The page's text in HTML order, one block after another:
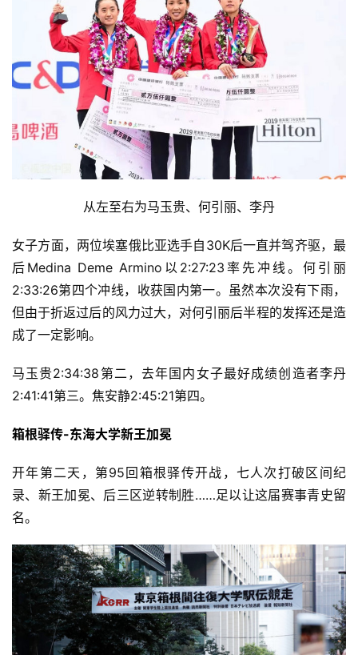
从左至右为马玉贵、何引丽、李丹
女子方面，两位埃塞俄比亚选手自30K后一直并驾齐驱，最
后Medina Deme Armino以2:27:23率先冲线。何引丽
2:33:26第四个冲线，收获国内第一。 虽然本次没有下雨，
但由于折返过后的风力过大，对何引丽后半程的发挥还是造
成了一定影响。
马玉贵2:34:38第二， 去年国内女子最好成绩创造者李丹
2:41:41第三。焦安静2:45:21第四。
箱根驿传-东海大学新王加冕
开年第二天，第95回箱根驿传开战，七人次打破区间纪
录、新王加冕、后三区逆转制胜……足以让这届赛事青史留
名。